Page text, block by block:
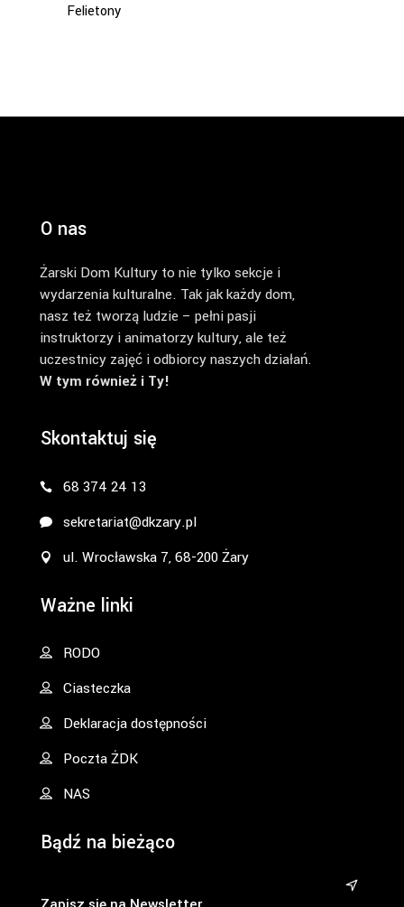
Felietony
O nas
Żarski Dom Kultury to nie tylko sekcje i
wydarzenia kulturalne. Tak jak każdy dom,
nasz też tworzą ludzie – pełni pasji
instruktorzy i animatorzy kultury, ale też
uczestnicy zajęć i odbiorcy naszych działań.
W tym również i Ty!
Skontaktuj się
68 374 24 13
sekretariat@dkzary.pl
ul. Wrocławska 7, 68-200 Żary
Ważne linki
RODO
Ciasteczka
Deklaracja dostępności
Poczta ŻDK
NAS
Bądź na bieżąco
&